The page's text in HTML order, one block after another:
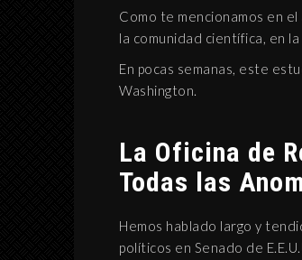
Como te mencionamos en
la comunidad científica, en
En pocas semanas, este
Washington.
La Oficina de
Todas las
Hemos hablado largo y
políticos en Senado de